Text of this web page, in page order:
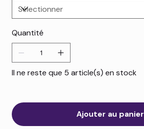
Quantité
Il ne reste que 5 article(s) en stock
Ajouter au panier